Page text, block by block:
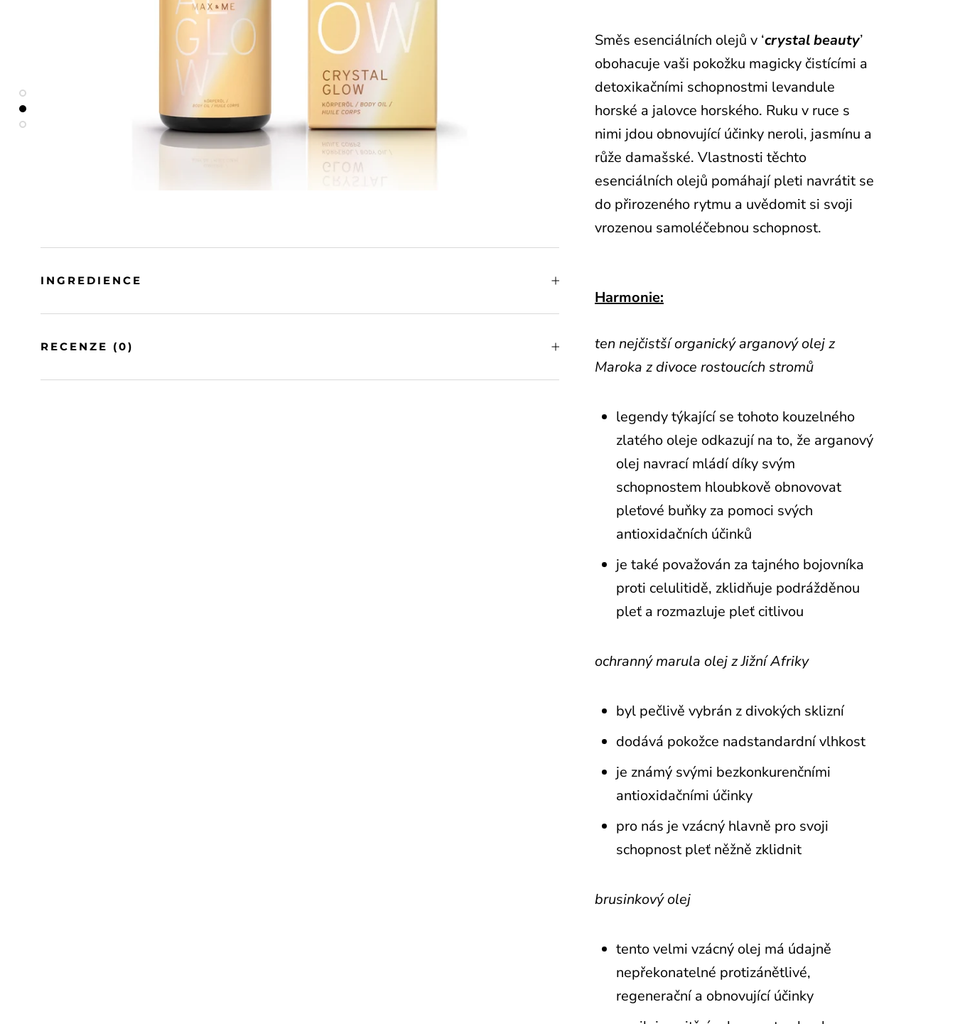
Směs esenciálních olejů v ‘crystal beauty’
obohacuje vaši pokožku magicky čistícími a
detoxikačními schopnostmi levandule
horské a jalovce horského. Ruku v ruce s
nimi jdou obnovující účinky neroli, jasmínu a
růže damašské. Vlastnosti těchto
esenciálních olejů pomáhají pleti navrátit se
do přirozeného rytmu a uvědomit si svoji
vrozenou samoléčebnou schopnost.
Harmonie:
ten nejčistší organický arganový olej z
Maroka z divoce rostoucích stromů
legendy týkající se tohoto kouzelného
zlatého oleje odkazují na to, že arganový
olej navrací mládí díky svým
schopnostem hloubkově obnovovat
pleťové buňky za pomoci svých
antioxidačních účinků
je také považován za tajného bojovníka
proti celulitidě, zklidňuje podrážděnou
pleť a rozmazluje pleť citlivou
ochranný marula olej z Jižní Afriky
byl pečlivě vybrán z divokých sklizní
dodává pokožce nadstandardní vlhkost
je známý svými bezkonkurenčními
antioxidačními účinky
pro nás je vzácný hlavně pro svoji
schopnost pleť něžně zklidnit
brusinkový olej
tento velmi vzácný olej má údajně
nepřekonatelné protizánětlivé,
regenerační a obnovující účinky
INGREDIENCE
RECENZE (0)